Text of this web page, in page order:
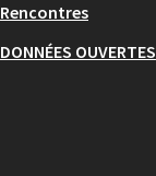
Rencontres
DONNÉES OUVERTES